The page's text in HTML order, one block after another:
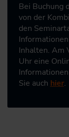
Bei Buchung
von der
den
Inhalten. Am
Uhr eine
Sie auch hier.